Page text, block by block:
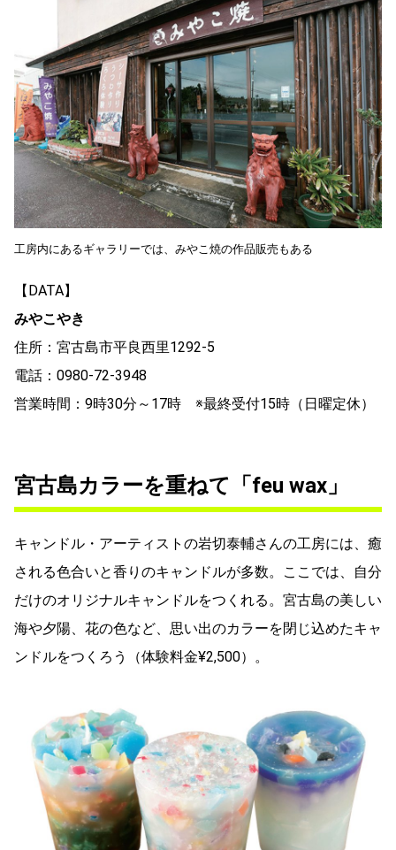
工房内にあるギャラリーでは、みやこ焼の作品販売もある
【DATA】
みやこやき
住所：宮古島市平良西里1292-5
電話：0980-72-3948
営業時間：9時30分～17時 ※最終受付15時（日曜定休）
宮古島カラーを重ねて「feu wax」
キャンドル・アーティストの岩切泰輔さんの工房には、癒
される色合いと香りのキャンドルが多数。ここでは、自分
だけのオリジナルキャンドルをつくれる。宮古島の美しい
海や夕陽、花の色など、思い出のカラーを閉じ込めたキャ
ンドルをつくろう（体験料金¥2,500）。